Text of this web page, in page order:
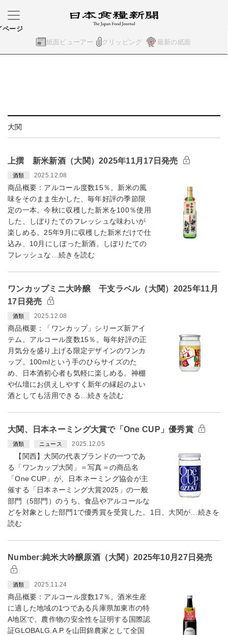
紙面ビューアー クリッピング 最新の紙面
ページ
大関
上撰 新米新酒（大関）2025年11月17日発売
酒類 2025.12.08
商品概要：アルコール度数15％。新米の風
味をそのまま生かした、毎年好評の季節限
定の一本。今秋に収穫した新米を100％使用
した、しぼりたてのフレッシュな味わいが
楽しめる。25年9月に収穫した新米だけで仕
込み、10月にしぼった新酒。しぼりたての
フレッシュな…続きを読む
ワンカップミニ大吟醸 干支ラベル（大関）2025年11月
17日発売
酒類 2025.12.08
商品概要：「ワンカップ」シリーズ新アイ
テム。アルコール度数15％。毎年好評の正
月気分を盛り上げる限定デザインのワンカ
ップ。100mlという手のひらサイズのた
め、日本酒初心者も気軽に楽しめる。神棚
や仏壇にお供えしやすく新年の縁起のよい
酒としても活用できる…続きを読む
大関、日本ネーミング大賞で「One CUP」優秀賞
酒類 ニュース 2025.12.05
【関西】大関の代表ブランドの一つであ
る「ワンカップ大関」＝写真＝の商品名
「One CUP」が、日本ネーミング協会が主
催する「日本ネーミング大賞2025」の一般
部門（5部門）のうち、食品やアルコールな
どを対象とした部門1で優秀賞を受賞した。1日、大関が…続きを
読む
Number:純米大吟醸原酒（大関）2025年10月27日発売
酒類 2025.11.24
商品概要：アルコール度数17％。酒米生産
に適した地域の1つである兵庫県加東市の特
A地区で、農作物の安全性を証明する国際認
証GLOBALG.A.P.を山田錦農家として全国